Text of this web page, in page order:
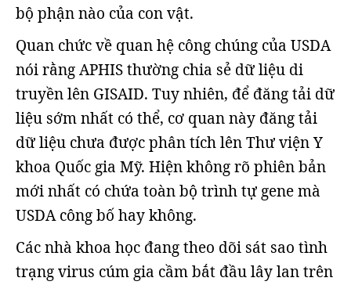
bộ phận nào của con vật.
Quan chức về quan hệ công chúng của USDA
nói rằng APHIS thường chia sẻ dữ liệu di
truyền lên GISAID. Tuy nhiên, để đăng tải dữ
liệu sớm nhất có thể, cơ quan này đăng tải
dữ liệu chưa được phân tích lên Thư viện Y
khoa Quốc gia Mỹ. Hiện không rõ phiên bản
mới nhất có chứa toàn bộ trình tự gene mà
USDA công bố hay không.
Các nhà khoa học đang theo dõi sát sao tình
trạng virus cúm gia cầm bắt đầu lây lan trên